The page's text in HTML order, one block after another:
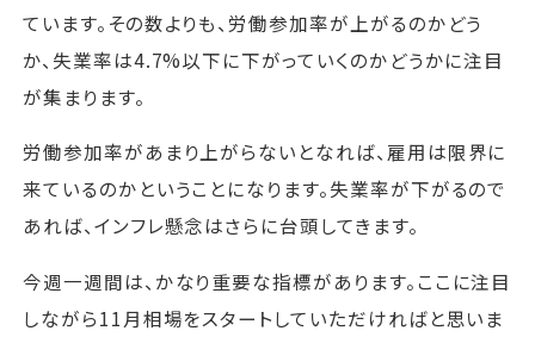
ています。その数よりも、労働参加率が上がるのかどう
か、失業率は4.7%以下に下がっていくのかどうかに注目
が集まります。
労働参加率があまり上がらないとなれば、雇用は限界に
来ているのかということになります。失業率が下がるので
あれば、インフレ懸念はさらに台頭してきます。
今週一週間は、かなり重要な指標があります。ここに注目
しながら11月相場をスタートしていただければと思いま